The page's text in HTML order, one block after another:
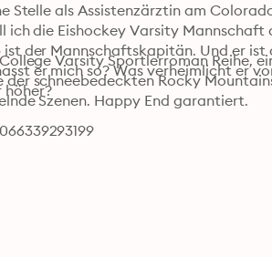
Stelle als Assistenzärztin am
ich die Eishockey Varsity Mannschaft
ist der Mannschaftskapitän. Und er
er mich so? Was verheimlicht er
höher?
Varsity Sportlerroman Reihe,
der schneebedeckten Rocky
Szenen. Happy End garantiert.